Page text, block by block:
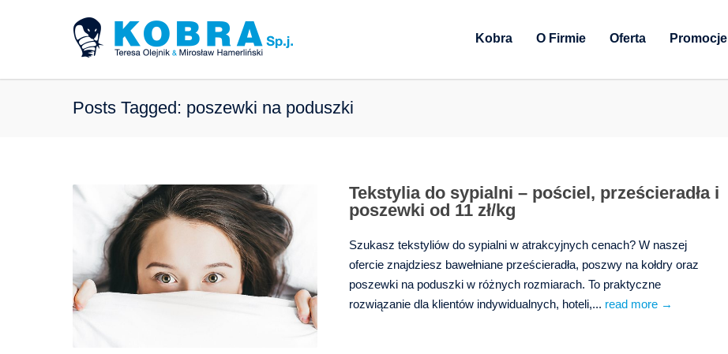
Kobra O Firmie Oferta Promocje
Posts Tagged: poszewki na poduszki
Tekstylia do sypialni – pościel, prześcieradła i
poszewki od 11 zł/kg
Szukasz tekstyliów do sypialni w atrakcyjnych cenach? W naszej
ofercie znajdziesz bawełniane prześcieradła, poszwy na kołdry oraz
poszewki na poduszki w różnych rozmiarach. To praktyczne
rozwiązanie dla klientów indywidualnych, hoteli,... read more →